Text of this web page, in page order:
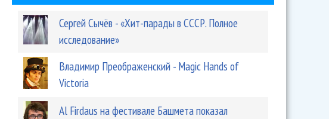
Сергей Сычёв - «Хит-парады в СССР. Полное
исследование»
Владимир Преображенский - Magic Hands of
Victoria
Аl Firdaus на фестивале Башмета показал